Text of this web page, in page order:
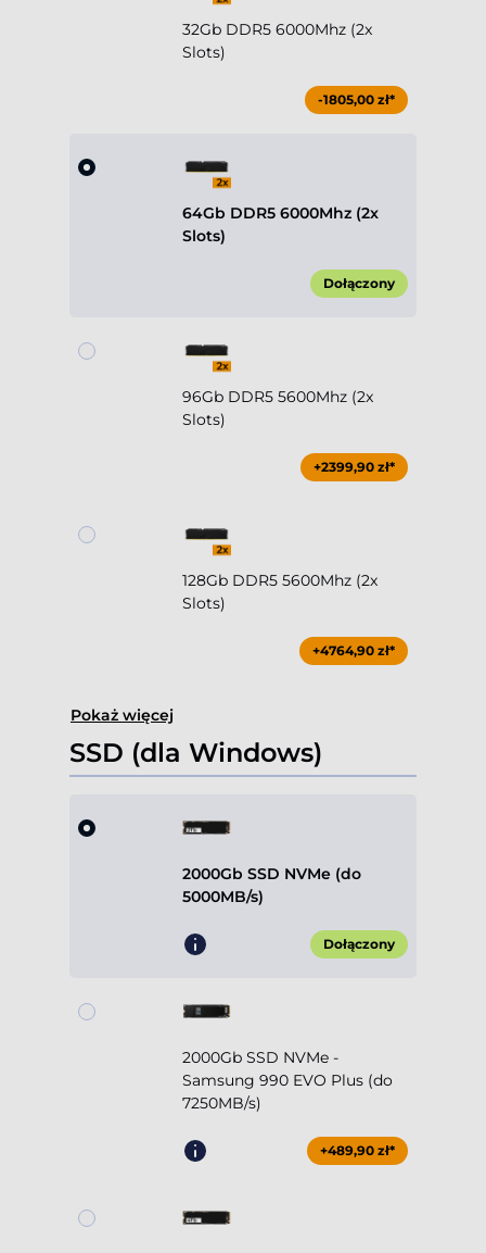
32Gb DDR5 6000Mhz (2x
Slots)
-1805,00 zł*
64Gb DDR5 6000Mhz (2x
Slots)
Dołączony
96Gb DDR5 5600Mhz (2x
Slots)
+2399,90 zł*
128Gb DDR5 5600Mhz (2x
Slots)
+4764,90 zł*
Pokaż więcej
SSD (dla Windows)
2000Gb SSD NVMe (do
5000MB/s)
Dołączony
2000Gb SSD NVMe -
Samsung 990 EVO Plus (do
7250MB/s)
+489,90 zł*